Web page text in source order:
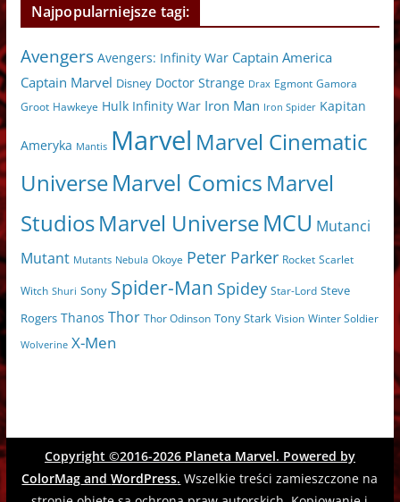
Najpopularniejsze tagi:
Avengers Avengers: Infinity War Captain America
Captain Marvel Disney Doctor Strange Drax Egmont Gamora
Groot Hawkeye Hulk Infinity War Iron Man Iron Spider Kapitan
Ameryka Mantis Marvel Marvel Cinematic
UniverseMarvel Comics Marvel
StudiosMarvel UniverseMCU Mutanci
Mutant Mutants Nebula Okoye Peter Parker Rocket Scarlet
Witch Shuri Sony Spider-Man Spidey Star-Lord Steve
Rogers Thanos Thor Thor Odinson Tony Stark Vision Winter Soldier
Wolverine X-Men
Copyright ©2016-2026 Planeta Marvel. Powered by
ColorMag andWordPress. Wszelkie treści zamieszczone na